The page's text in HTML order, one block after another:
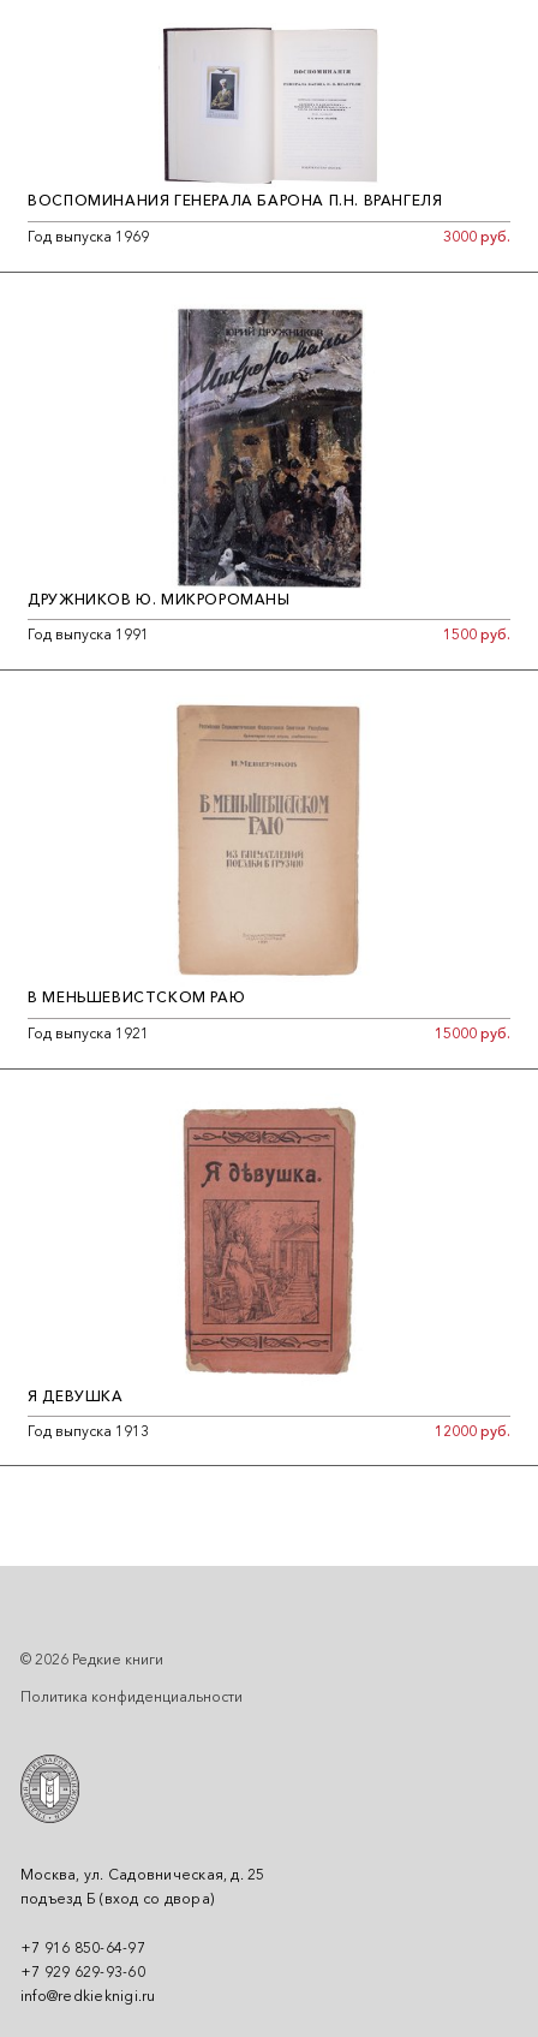
ВОСПОМИНАНИЯ ГЕНЕРАЛА БАРОНА П.Н. ВРАНГЕЛЯ
Год выпуска 1969
3000 руб.
ДРУЖНИКОВ Ю. МИКРОРОМАНЫ
Год выпуска 1991
1500 руб.
В МЕНЬШЕВИСТСКОМ РАЮ
Год выпуска 1921
15000 руб.
Я ДЕВУШКА
Год выпуска 1913
12000 руб.
Москва, ул. Садовническая, д. 25
подъезд Б (вход со двора)
+7 916 850-64-97
+7 929 629-93-60
info@redkieknigi.ru
© 2026 Редкие книги
Политика конфиденциальности